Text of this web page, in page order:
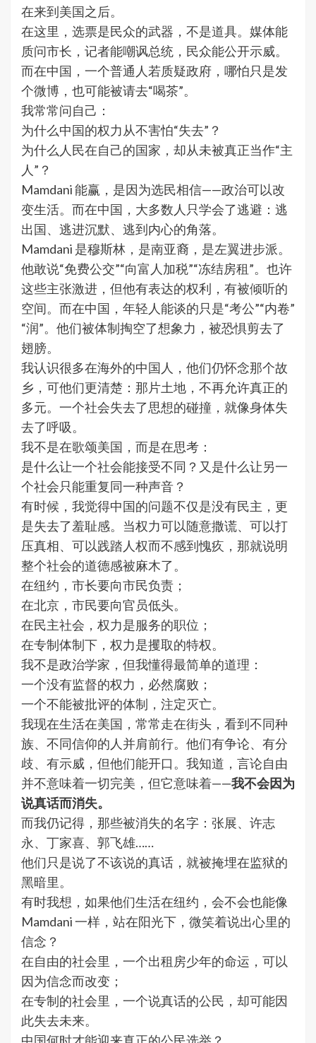
在来到美国之后。
在这里，选票是民众的武器，不是道具。媒体能
质问市长，记者能嘲讽总统，民众能公开示威。
而在中国，一个普通人若质疑政府，哪怕只是发
个微博，也可能被请去“喝茶”。
我常常问自己：
为什么中国的权力从不害怕“失去”？
为什么人民在自己的国家，却从未被真正当作“主
人”？
Mamdani 能赢，是因为选民相信——政治可以改
变生活。而在中国，大多数人只学会了逃避：逃
出国、逃进沉默、逃到内心的角落。
Mamdani 是穆斯林，是南亚裔，是左翼进步派。
他敢说“免费公交”“向富人加税”“冻结房租”。也许
这些主张激进，但他有表达的权利，有被倾听的
空间。而在中国，年轻人能谈的只是“考公”“内卷”
“润”。他们被体制掏空了想象力，被恐惧剪去了
翅膀。
我认识很多在海外的中国人，他们仍怀念那个故
乡，可他们更清楚：那片土地，不再允许真正的
多元。一个社会失去了思想的碰撞，就像身体失
去了呼吸。
我不是在歌颂美国，而是在思考：
是什么让一个社会能接受不同？又是什么让另一
个社会只能重复同一种声音？
有时候，我觉得中国的问题不仅是没有民主，更
是失去了羞耻感。当权力可以随意撒谎、可以打
压真相、可以践踏人权而不感到愧疚，那就说明
整个社会的道德感被麻木了。
在纽约，市长要向市民负责；
在北京，市民要向官员低头。
在民主社会，权力是服务的职位；
在专制体制下，权力是攫取的特权。
我不是政治学家，但我懂得最简单的道理：
一个没有监督的权力，必然腐败；
一个不能被批评的体制，注定灭亡。
我现在生活在美国，常常走在街头，看到不同种
族、不同信仰的人并肩前行。他们有争论、有分
歧、有示威，但他们能开口。我知道，言论自由
并不意味着一切完美，但它意味着——我不会因为
说真话而消失。
而我仍记得，那些被消失的名字：张展、许志
永、丁家喜、郭飞雄……
他们只是说了不该说的真话，就被掩埋在监狱的
黑暗里。
有时我想，如果他们生活在纽约，会不会也能像
Mamdani 一样，站在阳光下，微笑着说出心里的
信念？
在自由的社会里，一个出租房少年的命运，可以
因为信念而改变；
在专制的社会里，一个说真话的公民，却可能因
此失去未来。